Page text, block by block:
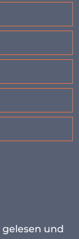
gelesen und